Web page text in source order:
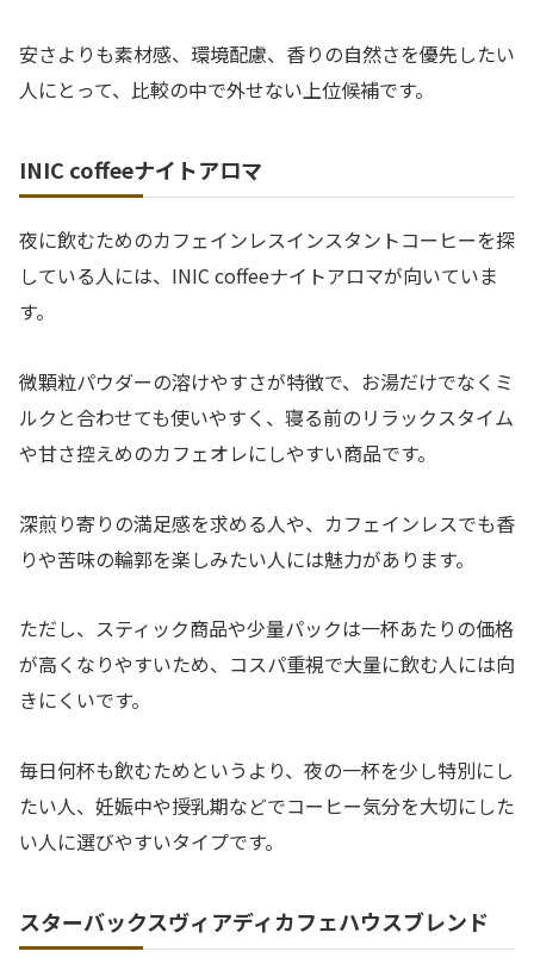
安さよりも素材感、環境配慮、香りの自然さを優先したい
人にとって、比較の中で外せない上位候補です。
INIC coffeeナイトアロマ
夜に飲むためのカフェインレスインスタントコーヒーを探
している人には、INIC coffeeナイトアロマが向いていま
す。
微顆粒パウダーの溶けやすさが特徴で、お湯だけでなくミ
ルクと合わせても使いやすく、寝る前のリラックスタイム
や甘さ控えめのカフェオレにしやすい商品です。
深煎り寄りの満足感を求める人や、カフェインレスでも香
りや苦味の輪郭を楽しみたい人には魅力があります。
ただし、スティック商品や少量パックは一杯あたりの価格
が高くなりやすいため、コスパ重視で大量に飲む人には向
きにくいです。
毎日何杯も飲むためというより、夜の一杯を少し特別にし
たい人、妊娠中や授乳期などでコーヒー気分を大切にした
い人に選びやすいタイプです。
スターバックスヴィアディカフェハウスブレンド